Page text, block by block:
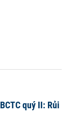
quý II: Rủi